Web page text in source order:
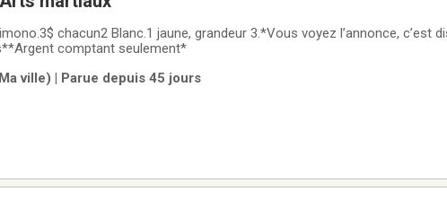
chacun2 Blanc.1 jaune, grandeur 3.*Vous voyez l’annonce, c’est
comptant seulement*
ville) | Parue depuis 45 jours